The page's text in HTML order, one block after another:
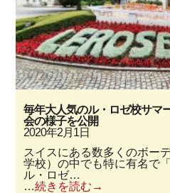
毎年大人気のル・ロゼ校サマ
会の様子を公開
2020年2月1日
スイスにある数多くのボー
学校）の中でも特に有名で
ル・ロゼ…
…続きを読む